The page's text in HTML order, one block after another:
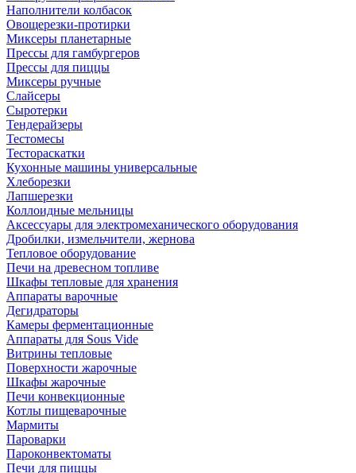
Наполнители колбасок
Овощерезки-протирки
Миксеры планетарные
Прессы для гамбургеров
Прессы для пиццы
Миксеры ручные
Слайсеры
Сыротерки
Тендерайзеры
Тестомесы
Тестораскатки
Кухонные машины универсальные
Хлеборезки
Лапшерезки
Коллоидные мельницы
Аксессуары для электромеханического оборудования
Дробилки, измельчители, жернова
Тепловое оборудование
Печи на древесном топливе
Шкафы тепловые для хранения
Аппараты варочные
Дегидраторы
Камеры ферментационные
Аппараты для Sous Vide
Витрины тепловые
Поверхности жарочные
Шкафы жарочные
Печи конвекционные
Котлы пищеварочные
Мармиты
Пароварки
Пароконвектоматы
Печи для пиццы